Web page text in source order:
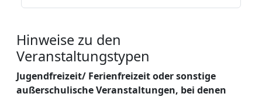
Hinweise zu den
Veranstaltungstypen
Jugendfreizeit/ Ferienfreizeit oder sonstige
außerschulische Veranstaltungen, bei denen